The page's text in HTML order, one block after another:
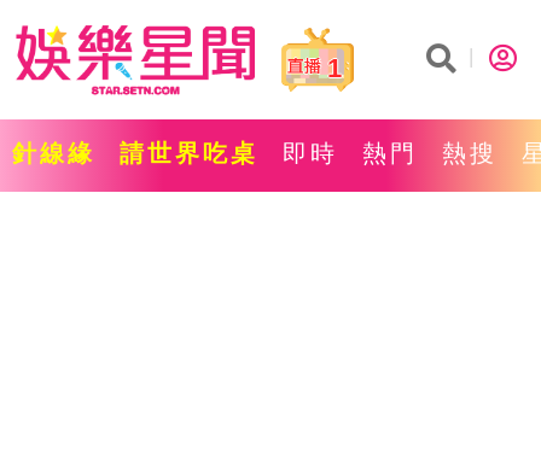
1
針線緣 請世界吃桌 即時 熱門 熱搜